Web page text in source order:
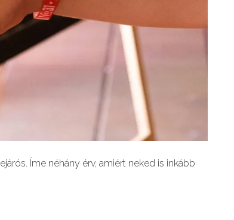
Íme néhány érv, amiért neked is inkább